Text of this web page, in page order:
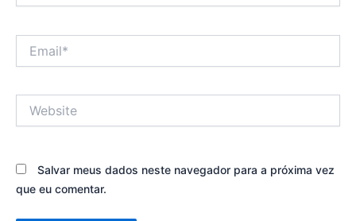
Salvar meus dados neste navegador para a próxima vez
que eu comentar.